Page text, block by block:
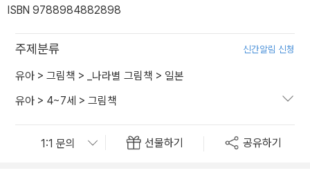
ISBN 9788984882898
주제분류 신간알림 신청
유아 > 그림책 > _나라별 그림책 > 일본
유아 > 4~7세 > 그림책
선물하기 공유하기